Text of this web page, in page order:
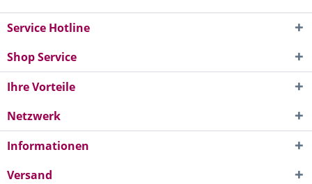
Service Hotline
Shop Service
Ihre Vorteile
Netzwerk
Informationen
Versand